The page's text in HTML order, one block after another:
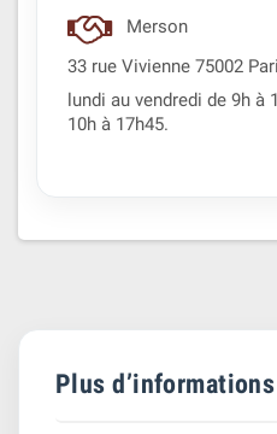
Merson
33 rue Vivienne 75002
lundi au vendredi de 9h à
10h à 17h45.
Plus d’informations